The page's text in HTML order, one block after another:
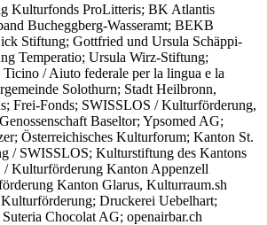
Kulturfonds ProLitteris; BK Atlantis
Bucheggberg-Wasseramt; BEKB
Stiftung; Gottfried und Ursula Schäppi-
Temperatio; Ursula Wirz-Stiftung;
/ Aiuto federale per la lingua e la
Solothurn; Stadt Heilbronn,
Frei-Fonds; SWISSLOS / Kulturförderung,
Baseltor; Ypsomed AG;
Österreichisches Kulturforum; Kanton St.
/ SWISSLOS; Kulturstiftung des Kantons
Kulturförderung Kanton Appenzell
Kanton Glarus, Kulturraum.sh
Druckerei Uebelhart;
Chocolat AG; openairbar.ch